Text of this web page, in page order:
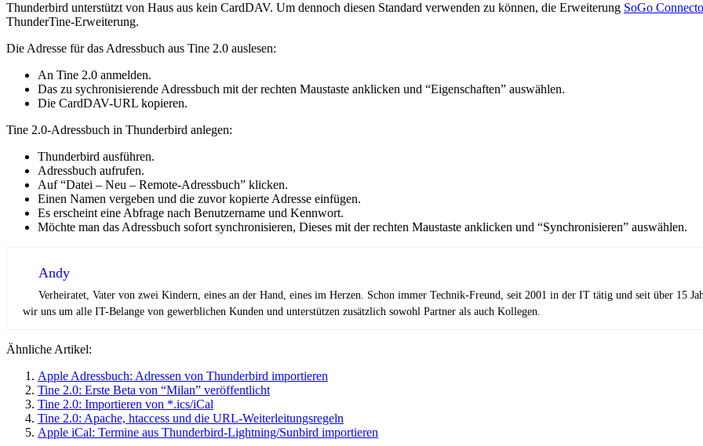
Thunderbird unterstützt von Haus aus kein CardDAV. Um dennoch diesen Standard verwenden zu können, die Erweiterung SoGo
ThunderTine-Erweiterung.
Die Adresse für das Adressbuch aus Tine 2.0 auslesen:
An Tine 2.0 anmelden.
Das zu sychronisierende Adressbuch mit der rechten Maustaste anklicken und “Eigenschaften” auswählen.
Die CardDAV-URL kopieren.
Tine 2.0-Adressbuch in Thunderbird anlegen:
Thunderbird ausführen.
Adressbuch aufrufen.
Auf “Datei – Neu – Remote-Adressbuch” klicken.
Einen Namen vergeben und die zuvor kopierte Adresse einfügen.
Es erscheint eine Abfrage nach Benutzername und Kennwort.
Möchte man das Adressbuch sofort synchronisieren, Dieses mit der rechten Maustaste anklicken und “Synchronisieren” auswählen.
Andy
Verheiratet, Vater von zwei Kindern, eines an der Hand, eines im Herzen. Schon immer Technik-Freund, seit 2001 in der IT tätig und seit über 15
wir uns um alle IT-Belange von gewerblichen Kunden und unterstützen zusätzlich sowohl Partner als auch Kollegen.
Ähnliche Artikel:
Apple Adressbuch: Adressen von Thunderbird importieren
Tine 2.0: Erste Beta von “Milan” veröffentlicht
Tine 2.0: Importieren von *.ics/iCal
Tine 2.0: Apache, htaccess und die URL-Weiterleitungsregeln
Apple iCal: Termine aus Thunderbird-Lightning/Sunbird importieren